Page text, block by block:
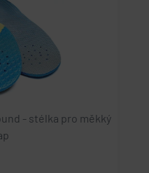
- stélka pro měkký